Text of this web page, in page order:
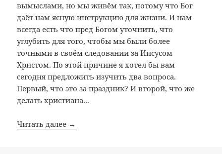
вымыслами, но мы живём так, потому что Бог
даёт нам ясную инструкцию для жизни. И нам
всегда есть что пред Богом уточнить, что
углубить для того, чтобы мы были более
точными в своём следовании за Иисусом
Христом. По этой причине я хотел бы вам
сегодня предложить изучить два вопроса.
Первый, что это за праздник? И второй, что же
делать христиана...
Читать далее →